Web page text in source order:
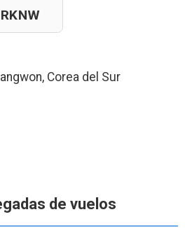
RKNW
Corea del Sur
de vuelos